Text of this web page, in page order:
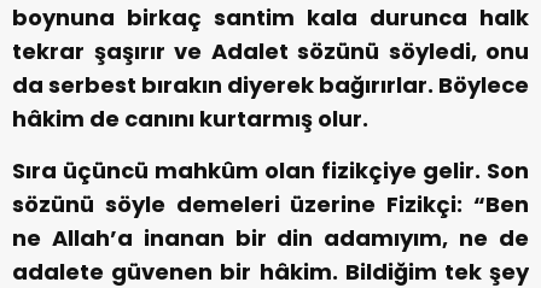
boynuna birkaç santim kala durunca halk
tekrar şaşırır ve Adalet sözünü söyledi, onu
da serbest bırakın diyerek bağırırlar. Böylece
hâkim de canını kurtarmış olur.
Sıra üçüncü mahkûm olan fizikçiye gelir. Son
sözünü söyle demeleri üzerine Fizikçi: “Ben
ne Allah’a inanan bir din adamıyım, ne de
adalete güvenen bir hâkim. Bildiğim tek şey